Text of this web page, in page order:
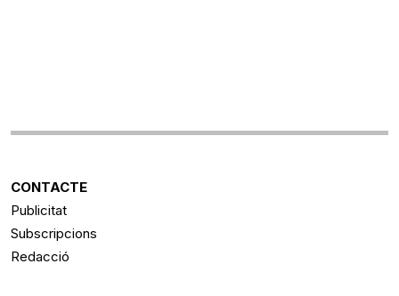
CONTACTE
Publicitat
Subscripcions
Redacció